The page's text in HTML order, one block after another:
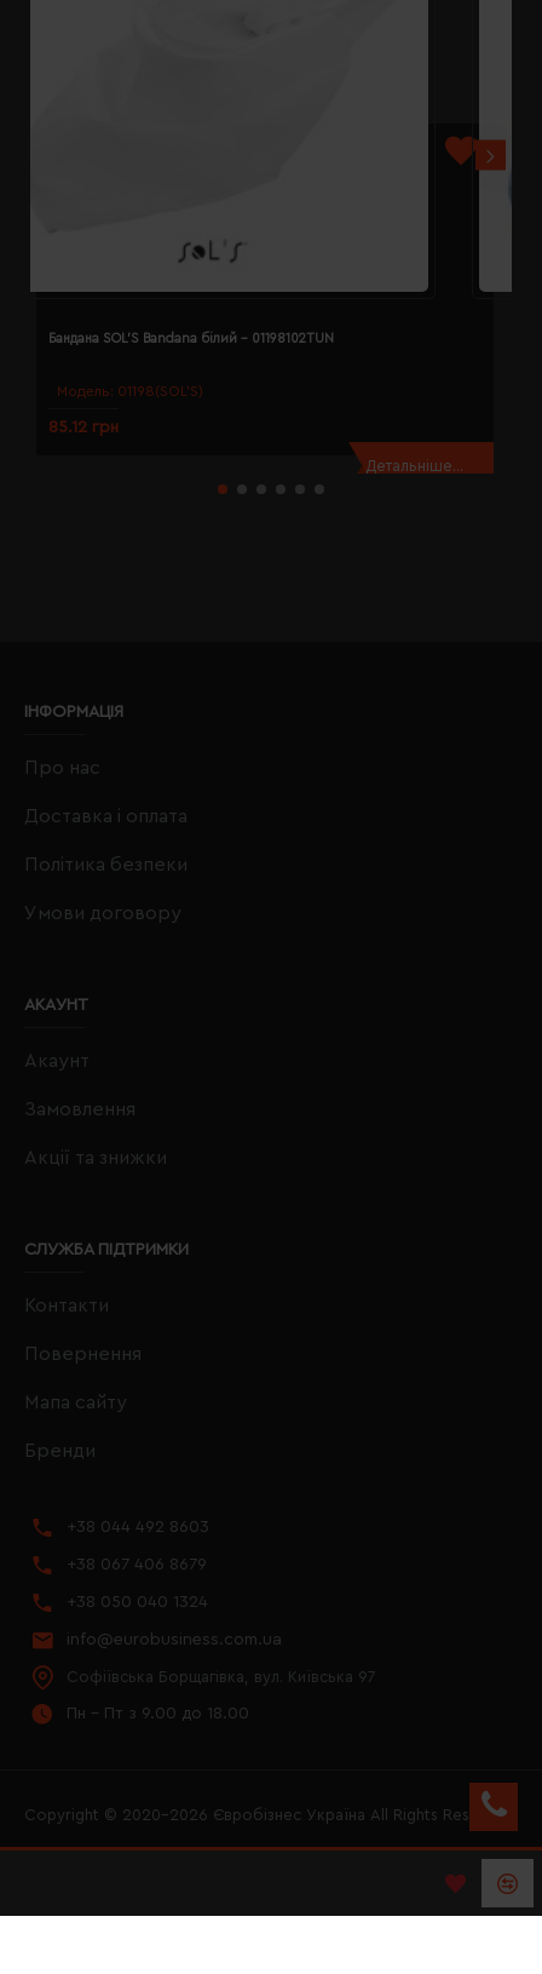
Модель: 01198(SOL’S)
Бандана SOL'S Bandana білий - 01198102TUN
85.12 грн
Детальніше...
ІНФОРМАЦІЯ
Про нас
Доставка і оплата
Політика безпеки
Умови договору
АКАУНТ
Акаунт
Замовлення
Акції та знижки
СЛУЖБА ПІДТРИМКИ
Контакти
Повернення
Мапа сайту
Бренди
+38 044 492 8603
+38 067 406 8679
+38 050 040 1324
info@eurobusiness.com.ua
Софіївська Борщагівка, вул. Київська 97
Пн - Пт з 9.00 до 18.00
Copyright © 2020–2026 Євробізнес Україна All Rights Reserved
LOGO ЄВРОБІЗНЕС